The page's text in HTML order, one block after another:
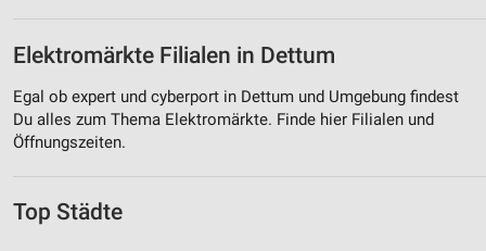
Elektromärkte Filialen in Dettum
Egal ob expert und cyberport in Dettum und Umgebung findest
Du alles zum Thema Elektromärkte. Finde hier Filialen und
Öffnungszeiten.
Top Städte